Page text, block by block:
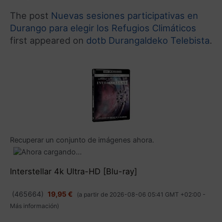
The post Nuevas sesiones participativas en
Durango para elegir los Refugios Climáticos
first appeared on dotb Durangaldeko Telebista.
Recuperar un conjunto de imágenes ahora.
Interstellar 4k Ultra-HD [Blu-ray]
(465664) 19,95 €
(a partir de 2026-08-06 05:41 GMT +02:00 -
Más información)